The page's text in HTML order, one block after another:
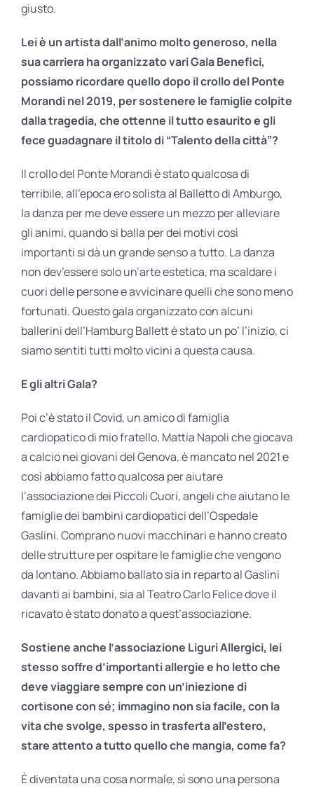
giusto.
Lei è un artista dall’animo molto generoso, nella
sua carriera ha organizzato vari Gala Benefici,
possiamo ricordare quello dopo il crollo del Ponte
Morandi nel 2019, per sostenere le famiglie colpite
dalla tragedia, che ottenne il tutto esaurito e gli
fece guadagnare il titolo di “Talento della città”?
Il crollo del Ponte Morandi è stato qualcosa di
terribile, all’epoca ero solista al Balletto di Amburgo,
la danza per me deve essere un mezzo per alleviare
gli animi, quando si balla per dei motivi così
importanti si dà un grande senso a tutto. La danza
non dev’essere solo un’arte estetica, ma scaldare i
cuori delle persone e avvicinare quelli che sono meno
fortunati. Questo gala organizzato con alcuni
ballerini dell’Hamburg Ballett è stato un po’ l’inizio, ci
siamo sentiti tutti molto vicini a questa causa.
E gli altri Gala?
Poi c’è stato il Covid, un amico di famiglia
cardiopatico di mio fratello, Mattia Napoli che giocava
a calcio nei giovani del Genova, è mancato nel 2021 e
così abbiamo fatto qualcosa per aiutare
l’associazione dei Piccoli Cuori, angeli che aiutano le
famiglie dei bambini cardiopatici dell’Ospedale
Gaslini. Comprano nuovi macchinari e hanno creato
delle strutture per ospitare le famiglie che vengono
da lontano. Abbiamo ballato sia in reparto al Gaslini
davanti ai bambini, sia al Teatro Carlo Felice dove il
ricavato è stato donato a quest’associazione.
Sostiene anche l’associazione Liguri Allergici, lei
stesso soffre d’importanti allergie e ho letto che
deve viaggiare sempre con un’iniezione di
cortisone con sé; immagino non sia facile, con la
vita che svolge, spesso in trasferta all’estero,
stare attento a tutto quello che mangia, come fa?
È diventata una cosa normale, sì sono una persona